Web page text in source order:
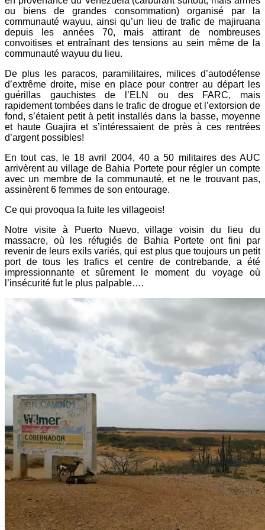
ou biens de grandes consommation) organisé par la
communauté wayuu, ainsi qu’un lieu de trafic de majiruana
depuis les années 70, mais attirant de nombreuses
convoitises et entraînant des tensions au sein même de la
communauté wayuu du lieu.
De plus les paracos, paramilitaires, milices d’autodéfense
d’extrême droite, mise en place pour contrer au départ les
guérillas gauchistes de l’ELN ou des FARC, mais
rapidement tombées dans le trafic de drogue et l’extorsion de
fond, s’étaient petit à petit installés dans la basse, moyenne
et haute Guajira et s’intéressaient de près à ces rentrées
d’argent possibles!
En tout cas, le 18 avril 2004, 40 a 50 militaires des AUC
arrivèrent au village de Bahia Portete pour régler un compte
avec un membre de la communauté, et ne le trouvant pas,
assinèrent 6 femmes de son entourage.
Ce qui provoqua la fuite les villageois!
Notre visite à Puerto Nuevo, village voisin du lieu du
massacre, où les réfugiés de Bahia Portete ont fini par
revenir de leurs exils variés, qui est plus que toujours un petit
port de tous les trafics et centre de contrebande, a été
impressionnante et sûrement le moment du voyage où
l’insécurité fut le plus palpable….